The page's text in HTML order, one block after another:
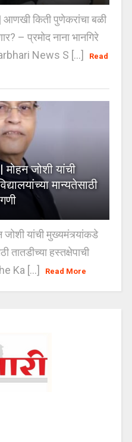
किती पुणेकरांचा बळी
– प्रमोद नाना भानगिरे
News S [...]
Read
जोशी यांची
मान्यतेसाठी
यांची मुख्यमंत्र्यांकडे
तातडीच्या हस्तक्षेपाची
Ka [...]
Read More